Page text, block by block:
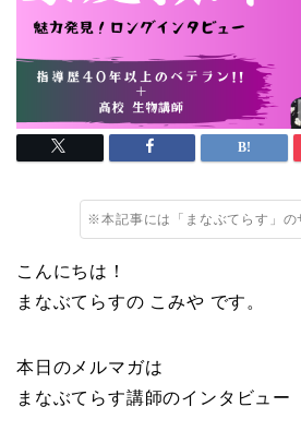
※本記事には「まなぶてらす」の
こんにちは！
まなぶてらすの こみや です。
本日のメルマガは
まなぶてらす講師のインタビュー